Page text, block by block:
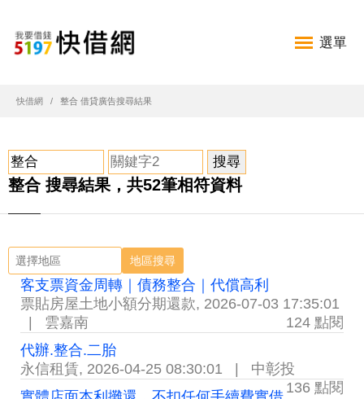
選單
快借網 整合 借貸廣告搜尋結果
整合 搜尋結果，共52筆相符資料
地區搜尋
客支票資金周轉｜債務整合｜代償高利
票貼房屋土地小額分期還款, 2026-07-03 17:35:01
雲嘉南
124 點閱
代辦.整合.二胎
永信租賃, 2026-04-25 08:30:01
中彰投
136 點閱